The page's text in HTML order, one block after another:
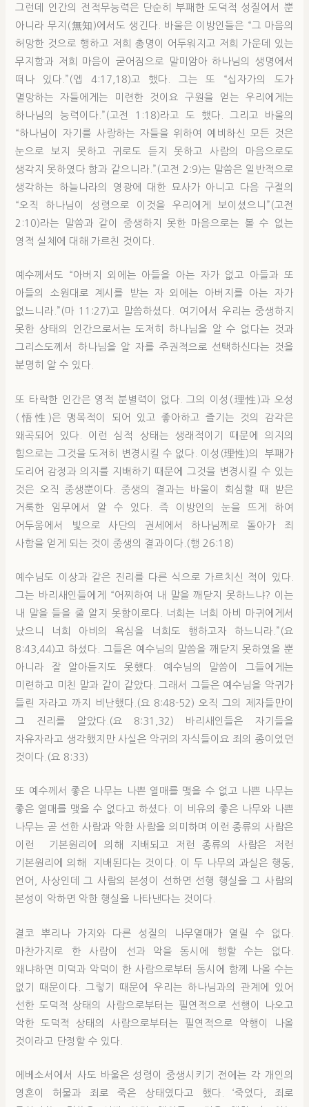
그런데 인간의 전적무능력은 단순히 부패한 도덕적 성질에서 뿐
아니라 무지(無知)에서도 생긴다. 바울은 이방인들은 “그 마음의
허망한 것으로 행하고 저희 총명이 어두워지고 저희 가운데 있는
무지함과 저희 마음이 굳어짐으로 말미암아 하나님의 생명에서
떠나 있다.”(엡 4:17,18)고 했다. 그는 또 “십자가의 도가
멸망하는 자들에게는 미련한 것이요 구원을 얻는 우리에게는
하나님의 능력이다.”(고전 1:18)라고 도 했다. 그리고 바울의
“하나님이 자기를 사랑하는 자들을 위하여 예비하신 모든 것은
눈으로 보지 못하고 귀로도 듣지 못하고 사람의 마음으로도
생각지 못하였다 함과 같으니라.”(고전 2:9)는 말씀은 일반적으로
생각하는 하늘나라의 영광에 대한 묘사가 아니고 다음 구절의
“오직 하나님이 성령으로 이것을 우리에게 보이셨으니”(고전
2:10)라는 말씀과 같이 중생하지 못한 마음으로는 볼 수 없는
영적 실체에 대해 가르친 것이다.
예수께서도 “아버지 외에는 아들을 아는 자가 없고 아들과 또
아들의 소원대로 계시를 받는 자 외에는 아버지를 아는 자가
없느니라.”(마 11:27)고 말씀하셨다. 여기에서 우리는 중생하지
못한 상태의 인간으로서는 도저히 하나님을 알 수 없다는 것과
그리스도께서 하나님을 알 자를 주권적으로 선택하신다는 것을
분명히 알 수 있다.
또 타락한 인간은 영적 분별력이 없다. 그의 이성(理性)과 오성
(悟性)은 맹목적이 되어 있고 좋아하고 즐기는 것의 감각은
왜곡되어 있다. 이런 심적 상태는 생래적이기 때문에 의지의
힘으로는 그것을 도저히 변경시킬 수 없다. 이성(理性)의 부패가
도리어 감정과 의지를 지배하기 때문에 그것을 변경시킬 수 있는
것은 오직 중생뿐이다. 중생의 결과는 바울이 회심할 때 받은
거룩한 임무에서 알 수 있다. 즉 이방인의 눈을 뜨게 하여
어두움에서 빛으로 사단의 권세에서 하나님께로 돌아가 죄
사함을 얻게 되는 것이 중생의 결과이다.(행 26:18)
예수님도 이상과 같은 진리를 다른 식으로 가르치신 적이 있다.
그는 바리새인들에게 “어찌하여 내 말을 깨닫지 못하느냐? 이는
내 말을 들을 줄 알지 못함이로다. 너희는 너희 아비 마귀에게서
났으니 너희 아비의 욕심을 너희도 행하고자 하느니라.”(요
8:43,44)고 하셨다. 그들은 예수님의 말씀을 깨닫지 못하였을 뿐
아니라 잘 알아듣지도 못했다. 예수님의 말씀이 그들에게는
미련하고 미친 말과 같이 같았다. 그래서 그들은 예수님을 악귀가
들린 자라고 까지 비난했다.(요 8:48-52) 오직 그의 제자들만이
그 진리를 알았다.(요 8:31,32) 바리새인들은 자기들을
자유자라고 생각했지만 사실은 악귀의 자식들이요 죄의 종이었던
것이다.(요 8:33)
또 예수께서 좋은 나무는 나쁜 열매를 맺을 수 없고 나쁜 나무는
좋은 열매를 맺을 수 없다고 하셨다. 이 비유의 좋은 나무와 나쁜
나무는 곧 선한 사람과 악한 사람을 의미하며 이런 종류의 사람은
이런 기본원리에 의해 지배되고 저런 종류의 사람은 저런
기본원리에 의해 지배된다는 것이다. 이 두 나무의 과실은 행동,
언어, 사상인데 그 사람의 본성이 선하면 선행 행실을 그 사람의
본성이 악하면 악한 행실을 나타낸다는 것이다.
결코 뿌리나 가지와 다른 성질의 나무열매가 열릴 수 없다.
마찬가지로 한 사람이 선과 악을 동시에 행할 수는 없다.
왜냐하면 미덕과 악덕이 한 사람으로부터 동시에 함께 나올 수는
없기 때문이다. 그렇기 때문에 우리는 하나님과의 관계에 있어
선한 도덕적 상태의 사람으로부터는 필연적으로 선행이 나오고
악한 도덕적 상태의 사람으로부터는 필연적으로 악행이 나올
것이라고 단정할 수 있다.
에베소서에서 사도 바울은 성령이 중생시키기 전에는 각 개인의
영혼이 허물과 죄로 죽은 상태였다고 했다. ‘죽었다, 죄로